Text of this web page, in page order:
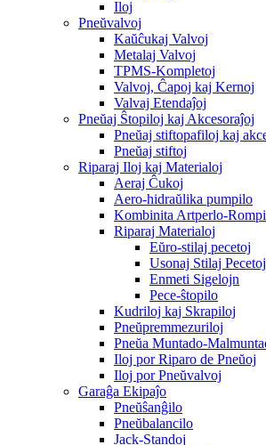
Iloj
Pneŭvalvoj
Kaŭĉukaj Valvoj
Metalaj Valvoj
TPMS-Kompletoj
Valvoj, Ĉapoj kaj Kernoj
Valvaj Etendaĵoj
Pneŭaj Ŝtopiloj kaj Akcesoraĵoj
Pneŭaj stiftopafiloj kaj
Pneŭaj stiftoj
Riparaj Iloj kaj Materialoj
Aeraj Ĉukoj
Aero-hidraŭlika pumpilo
Kombinita Artperlo-
Riparaj Materialoj
Eŭro-stilaj pecetoj
Usonaj Stilaj Pecetoj
Enmeti Sigelojn
Pece-ŝtopilo
Kudriloj kaj Skrapiloj
Pneŭpremmezuriloj
Pneŭa Muntado-
Iloj por Riparo de Pneŭoj
Iloj por Pneŭvalvoj
Garaĝa Ekipaĵo
Pneŭŝanĝilo
Pneŭbalancilo
Jack-Standoj